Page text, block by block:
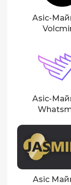
Asic-
Asic-
Asic